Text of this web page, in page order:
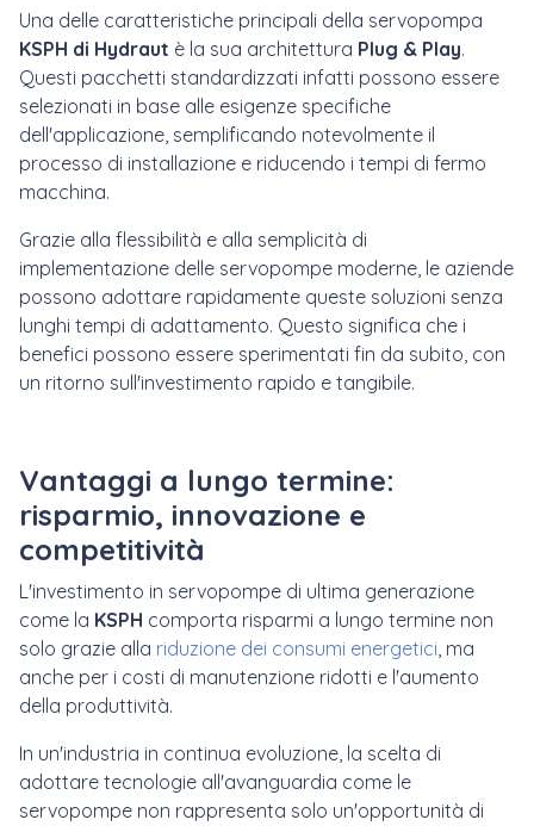
Una delle caratteristiche principali della servopompa
KSPH di Hydraut è la sua architettura Plug & Play.
Questi pacchetti standardizzati infatti possono essere
selezionati in base alle esigenze specifiche
dell'applicazione, semplificando notevolmente il
processo di installazione e riducendo i tempi di fermo
macchina.
Grazie alla flessibilità e alla semplicità di
implementazione delle servopompe moderne, le aziende
possono adottare rapidamente queste soluzioni senza
lunghi tempi di adattamento. Questo significa che i
benefici possono essere sperimentati fin da subito, con
un ritorno sull'investimento rapido e tangibile.
Vantaggi a lungo termine:
risparmio, innovazione e
competitività
L'investimento in servopompe di ultima generazione
come la KSPH comporta risparmi a lungo termine non
solo grazie alla riduzione dei consumi energetici, ma
anche per i costi di manutenzione ridotti e l'aumento
della produttività.
In un'industria in continua evoluzione, la scelta di
adottare tecnologie all'avanguardia come le
servopompe non rappresenta solo un'opportunità di